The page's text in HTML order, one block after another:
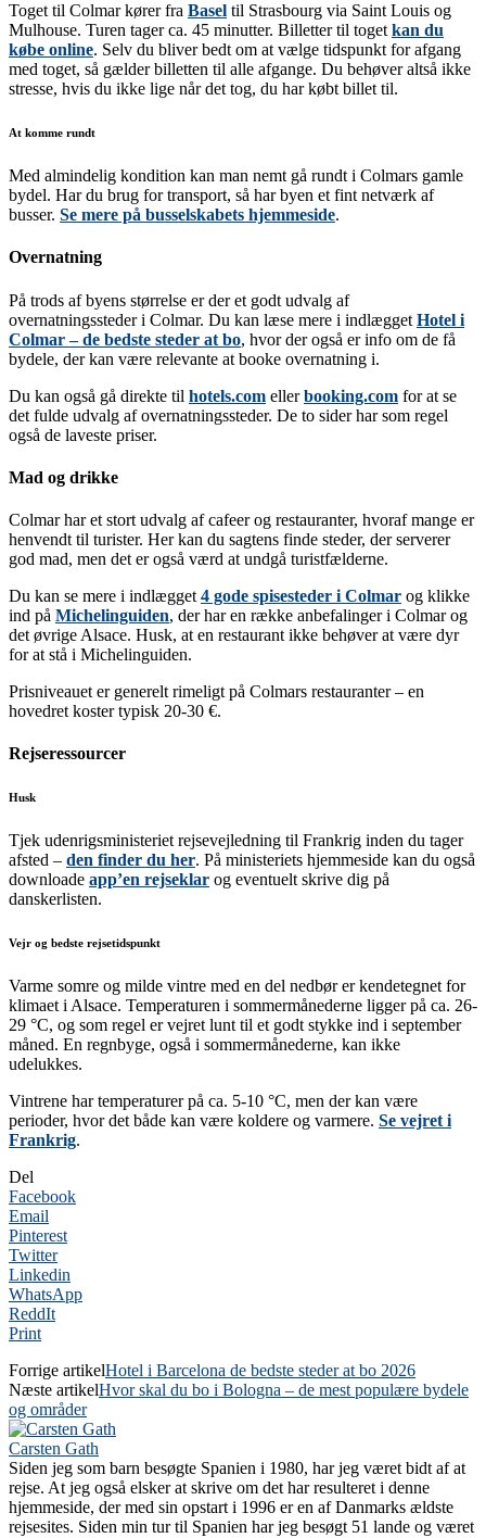
Toget til Colmar kører fra Basel til Strasbourg via Saint Louis og
Mulhouse. Turen tager ca. 45 minutter. Billetter til toget kan du
købe online. Selv du bliver bedt om at vælge tidspunkt for afgang
med toget, så gælder billetten til alle afgange. Du behøver altså ikke
stresse, hvis du ikke lige når det tog, du har købt billet til.
At komme rundt
Med almindelig kondition kan man nemt gå rundt i Colmars gamle
bydel. Har du brug for transport, så har byen et fint netværk af
busser. Se mere på busselskabets hjemmeside.
Overnatning
På trods af byens størrelse er der et godt udvalg af
overnatningssteder i Colmar. Du kan læse mere i indlægget Hotel i
Colmar – de bedste steder at bo, hvor der også er info om de få
bydele, der kan være relevante at booke overnatning i.
Du kan også gå direkte til hotels.com ellerbooking.com for at se
det fulde udvalg af overnatningssteder. De to sider har som regel
også de laveste priser.
Mad og drikke
Colmar har et stort udvalg af cafeer og restauranter, hvoraf mange er
henvendt til turister. Her kan du sagtens finde steder, der serverer
god mad, men det er også værd at undgå turistfælderne.
Du kan se mere i indlægget 4 gode spisesteder i Colmar og klikke
ind på Michelinguiden, der har en række anbefalinger i Colmar og
det øvrige Alsace. Husk, at en restaurant ikke behøver at være dyr
for at stå i Michelinguiden.
Prisniveauet er generelt rimeligt på Colmars restauranter – en
hovedret koster typisk 20-30 €.
Rejseressourcer
Husk
Tjek udenrigsministeriet rejsevejledning til Frankrig inden du tager
afsted – den finder du her. På ministeriets hjemmeside kan du også
downloade app’en rejseklar og eventuelt skrive dig på
danskerlisten.
Vejr og bedste rejsetidspunkt
Varme somre og milde vintre med en del nedbør er kendetegnet for
klimaet i Alsace. Temperaturen i sommermånederne ligger på ca. 26-
29 °C, og som regel er vejret lunt til et godt stykke ind i september
måned. En regnbyge, også i sommermånederne, kan ikke
udelukkes.
Vintrene har temperaturer på ca. 5-10 °C, men der kan være
perioder, hvor det både kan være koldere og varmere. Se vejret i
Frankrig.
Del
Facebook
Email
Pinterest
Twitter
Linkedin
WhatsApp
ReddIt
Print
Forrige artikelHotel i Barcelona de bedste steder at bo 2026
Næste artikelHvor skal du bo i Bologna – de mest populære bydele
og områder
Carsten Gath
Siden jeg som barn besøgte Spanien i 1980, har jeg været bidt af at
rejse. At jeg også elsker at skrive om det har resulteret i denne
hjemmeside, der med sin opstart i 1996 er en af Danmarks ældste
rejsesites. Siden min tur til Spanien har jeg besøgt 51 lande og været